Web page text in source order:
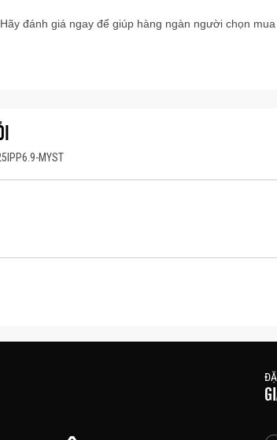
đánh giá ngay để giúp hàng ngàn người chọn
MYST